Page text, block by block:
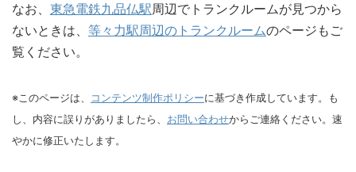
なお、 東急電鉄九品仏駅周辺でトランクルームが見つから
ないときは、 等々力駅周辺のトランクルームのページもご
覧ください。
※このページは、 コンテンツ制作ポリシーに基づき作成しています。も
し、内容に誤りがありましたら、 お問い合わせからご連絡ください。速
やかに修正いたします。